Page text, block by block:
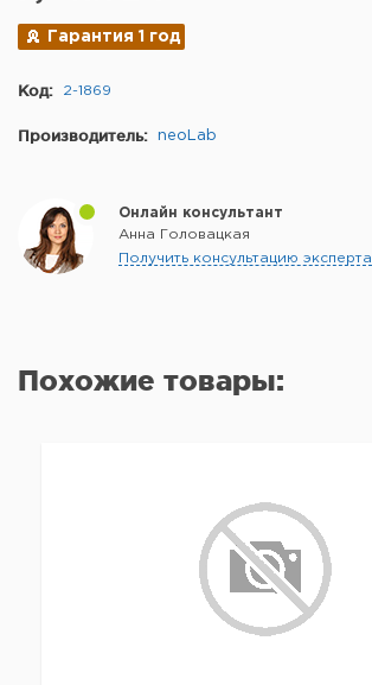
Гарантия 1 год
Код: 2-1869
Производитель: neoLab
Онлайн консультант
Анна Головацкая
Получить консультацию эксперта
Похожие товары: